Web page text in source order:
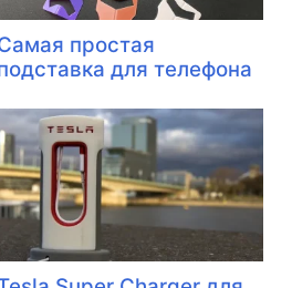
простая
для телефона